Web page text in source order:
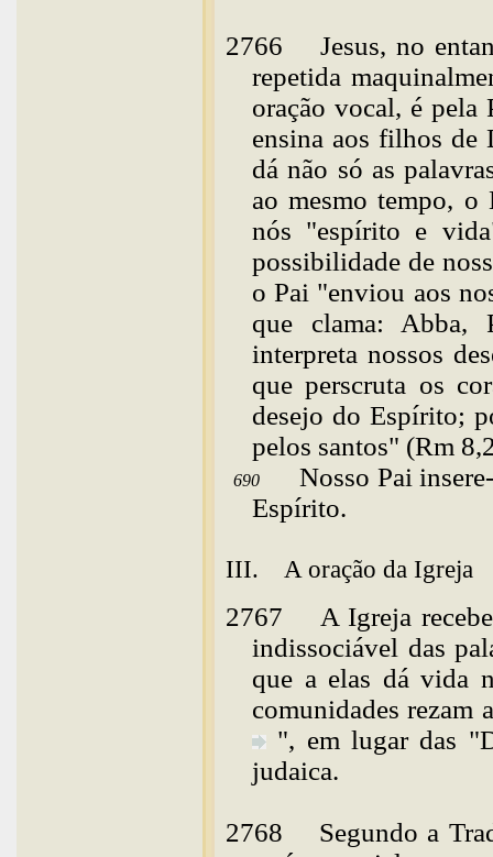
2766 Jesus, no
repetida
oração vocal, é pela
ensina aos filhos de
dá não só as
ao mesmo tempo,
nós "espírito e
possibilidade de
o Pai "enviou aos
que clama: Abba,
interpreta nossos
que perscruta os
desejo do Espírito;
pelos santos" (Rm
690 Nosso Pai
Espírito.
III. A oração da Igreja
2767
A Igreja
indissociável das
que a elas dá vida
comunidades rezam
", em lugar das
judaica.
2768
Segundo a